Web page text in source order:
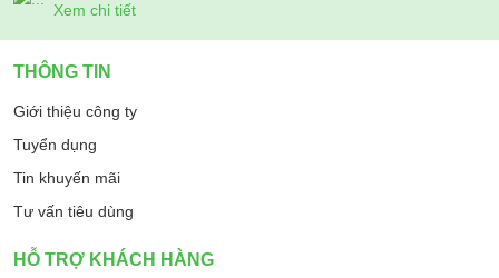
Xem chi tiết
THÔNG TIN
Giới thiệu công ty
Tuyển dụng
Tin khuyến mãi
Tư vấn tiêu dùng
HỖ TRỢ KHÁCH HÀNG